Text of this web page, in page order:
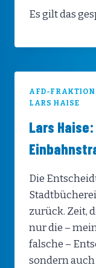
Es gilt das
AFD-FRAKTION
LARS HAISE
Lars
Die
zurück. Zeit,
nur die –
falsche –
sondern